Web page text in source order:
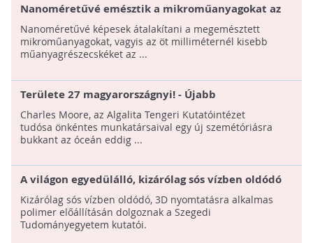
Nanoméretűvé emésztik a mikroműanyagokat az
antarktiszi krillek
Nanoméretűvé képesek átalakítani a megemésztett
mikroműanyagokat, vagyis az öt milliméternél kisebb
műanyagrészecskéket az ...
Területe 27 magyarországnyi! - Újabb
szemétkontinenst találtak a Csendes-óceánon
Charles Moore, az Algalita Tengeri Kutatóintézet
tudósa önkéntes munkatársaival egy új szemétóriásra
bukkant az óceán eddig ...
A világon egyedülálló, kizárólag sós vízben oldódó
műanyag fejlesztésén dolgoznak a Szegedi
Tudományegyetemen!
Kizárólag sós vízben oldódó, 3D nyomtatásra alkalmas
polimer előállításán dolgoznak a Szegedi
Tudományegyetem kutatói.